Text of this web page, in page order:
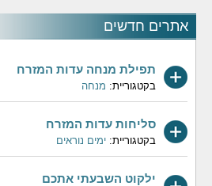
אתרים חדשים
תפילת מנחה עדות המזרח
בקטגוריית: מנחה
סליחות עדות המזרח
בקטגוריית: ימים נוראים
ילקוט השבעתי אתכם